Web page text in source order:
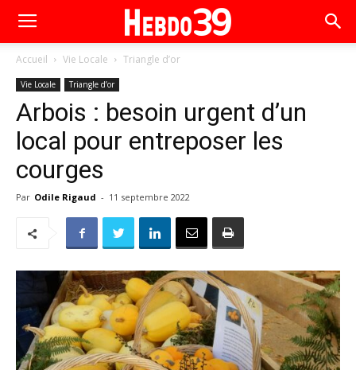
Accueil Vie Locale Triangle d’or
Vie Locale Triangle d’or
Arbois : besoin urgent d’un
local pour entreposer les
courges
Par Odile Rigaud - 11 septembre 2022